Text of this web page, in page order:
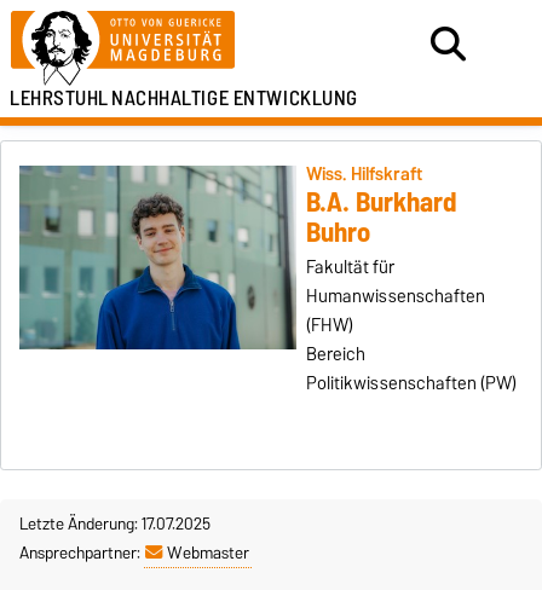
LEHRSTUHLNACHHALTIGE ENTWICKLUNG
Wiss. Hilfskraft
B.A. Burkhard
Buhro
Fakultät für
Humanwissenschaften
(FHW)
Bereich
Politikwissenschaften (PW)
Letzte Änderung: 17.07.2025
Ansprechpartner:
Webmaster